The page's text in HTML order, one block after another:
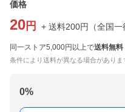
価格
20 円 + 送料200円 （全国一
同一ストア5,000円以上で送料無料
条件により送料が異なる場合がありま
0%